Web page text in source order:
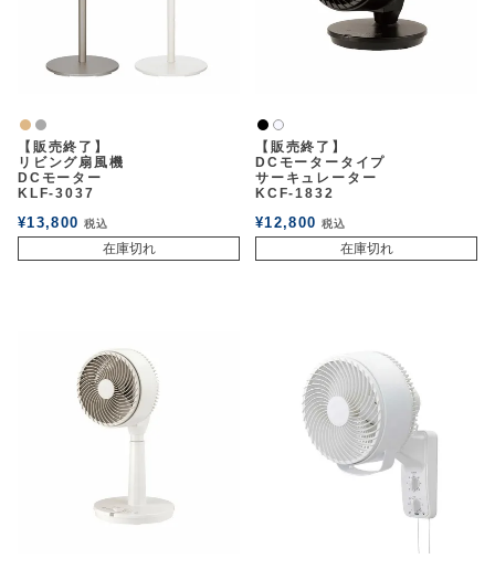
ナチュラル
グレー
【販売終了】
リビング扇風機
DCモーター
KLF-3037
¥13,800 税込
在庫切れ
黒 白2
【販売終了】
DCモータータイプ
サーキュレーター
KCF-1832
¥12,800 税込
在庫切れ